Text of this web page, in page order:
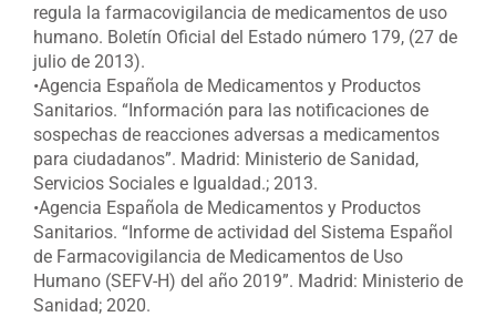
regula la farmacovigilancia de medicamentos de uso
humano. Boletín Oficial del Estado número 179, (27 de
julio de 2013).
•Agencia Española de Medicamentos y Productos
Sanitarios. “Información para las notificaciones de
sospechas de reacciones adversas a medicamentos
para ciudadanos”. Madrid: Ministerio de Sanidad,
Servicios Sociales e Igualdad.; 2013.
•Agencia Española de Medicamentos y Productos
Sanitarios. “Informe de actividad del Sistema Español
de Farmacovigilancia de Medicamentos de Uso
Humano (SEFV-H) del año 2019”. Madrid: Ministerio de
Sanidad; 2020.